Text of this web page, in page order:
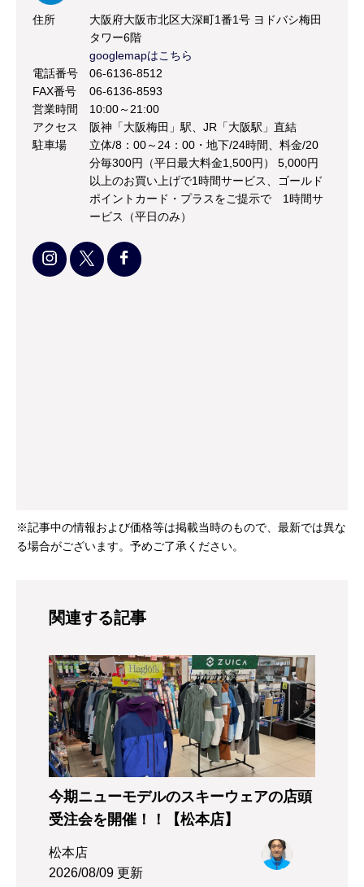
住所
大阪府大阪市北区大深町1番1号 ヨドバシ梅田
タワー6階
googlemapはこちら
電話番号
06-6136-8512
FAX番号
06-6136-8593
営業時間
10:00～21:00
アクセス
阪神「大阪梅田」駅、JR「大阪駅」直結
駐車場
立体/8：00～24：00・地下/24時間、料金/20
分毎300円（平日最大料金1,500円） 5,000円
以上のお買い上げで1時間サービス、ゴールド
ポイントカード・プラスをご提示で 1時間サ
ービス（平日のみ）
※記事中の情報および価格等は掲載当時のもので、最新では異な
る場合がございます。予めご了承ください。
関連する記事
今期ニューモデルのスキーウェアの店頭
受注会を開催！！【松本店】
松本店
2026/08/09 更新